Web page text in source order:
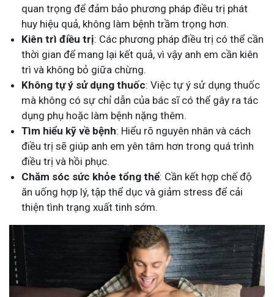
quan trọng để đảm bảo phương pháp điều trị phát
huy hiệu quả, không làm bệnh trầm trọng hơn.
Kiên trì điều trị: Các phương pháp điều trị có thể cần
thời gian để mang lại kết quả, vì vậy anh em cần kiên
trì và không bỏ giữa chừng.
Không tự ý sử dụng thuốc: Việc tự ý sử dụng thuốc
mà không có sự chỉ dẫn của bác sĩ có thể gây ra tác
dụng phụ hoặc làm bệnh nặng thêm.
Tìm hiểu kỹ về bệnh: Hiểu rõ nguyên nhân và cách
điều trị sẽ giúp anh em yên tâm hơn trong quá trình
điều trị và hồi phục.
Chăm sóc sức khỏe tổng thể: Cần kết hợp chế độ
ăn uống hợp lý, tập thể dục và giảm stress để cải
thiện tình trạng xuất tinh sớm.